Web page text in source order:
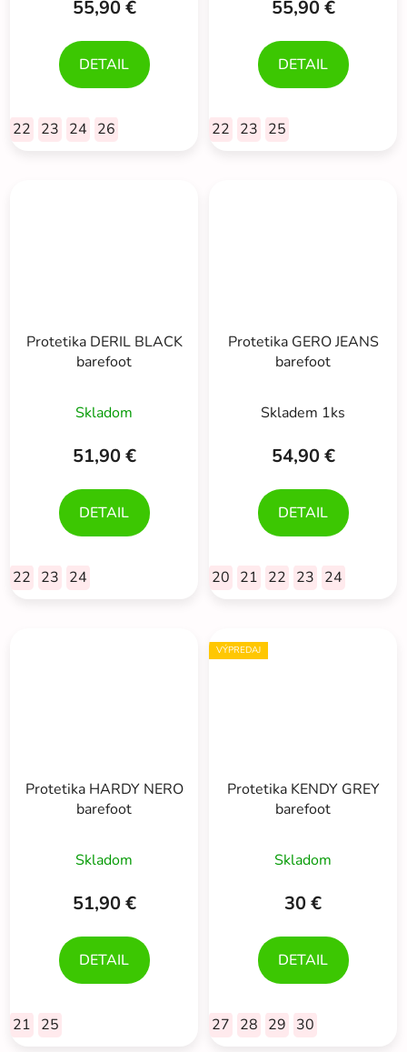
55,90 €
DETAIL
22 23 24 26
55,90 €
DETAIL
22 23 25
Protetika DERIL BLACK
barefoot
Skladom
51,90 €
DETAIL
22 23 24
Protetika GERO JEANS
barefoot
hodnotenie
produktu
5,0
z
hviezdičiek.
Skladem 1ks
54,90 €
DETAIL
20 21 22 23 24
Protetika HARDY NERO
barefoot
Skladom
51,90 €
DETAIL
21 25
VÝPREDAJ
Protetika KENDY GREY
barefoot
Skladom
30 €
DETAIL
27 28 29 30